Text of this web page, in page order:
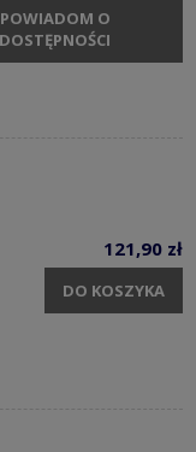
POWIADOM O
DOSTĘPNOŚCI
121,90 zł
DO KOSZYKA